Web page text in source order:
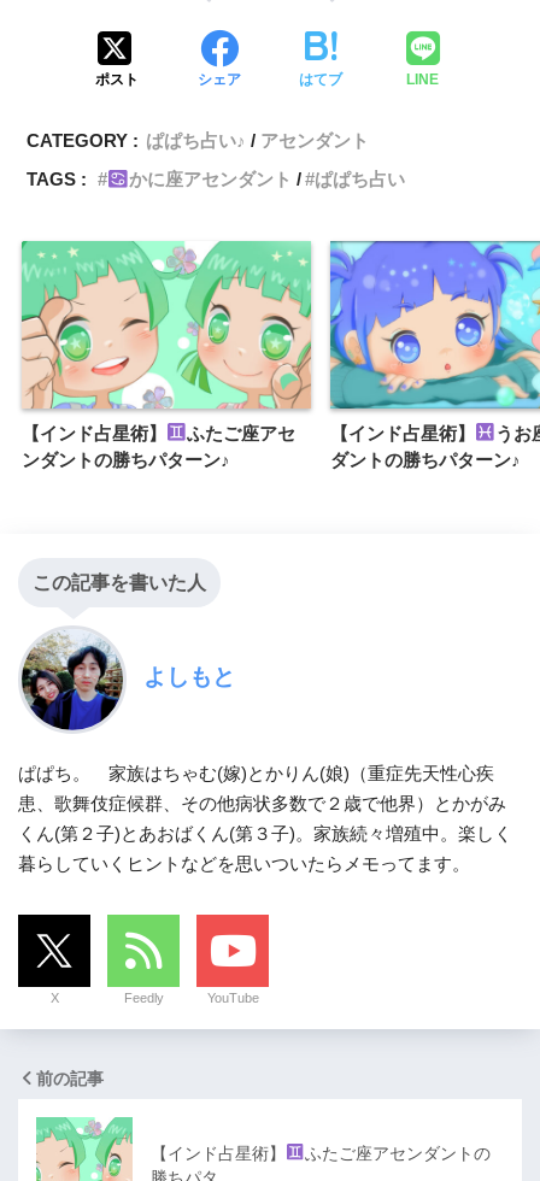
ポスト シェア はてブ LINE
CATEGORY : ぱぱち占い♪
アセンダント
TAGS :
かに座アセンダント ぱぱち占い
【インド占星術】
ふたご座アセ
ンダントの勝ちパターン♪
【インド占星術】
うお
ダントの勝ちパターン♪
この記事を書いた人
よしもと
ぱぱち。 家族はちゃむ(嫁)とかりん(娘)（重症先天性心疾
患、歌舞伎症候群、その他病状多数で２歳で他界）とかがみ
くん(第２子)とあおばくん(第３子)。家族続々増殖中。楽しく
暮らしていくヒントなどを思いついたらメモってます。
X Feedly YouTube
前の記事
【インド占星術】
ふたご座アセンダントの